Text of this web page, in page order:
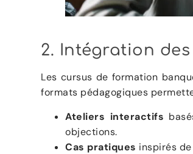
2. Intégration
Les cursus de formation
formats pédagogiques
Ateliers interactifs
objections.
Cas pratiques inspirés